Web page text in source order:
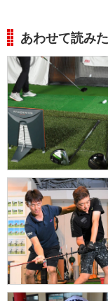
あわせて読み